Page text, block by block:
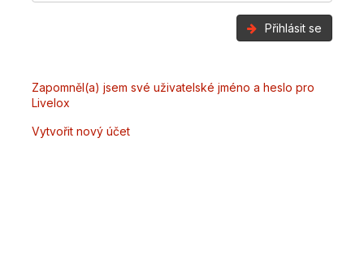
Přihlásit se
Zapomněl(a) jsem své uživatelské jméno a heslo pro
Livelox
Vytvořit nový účet